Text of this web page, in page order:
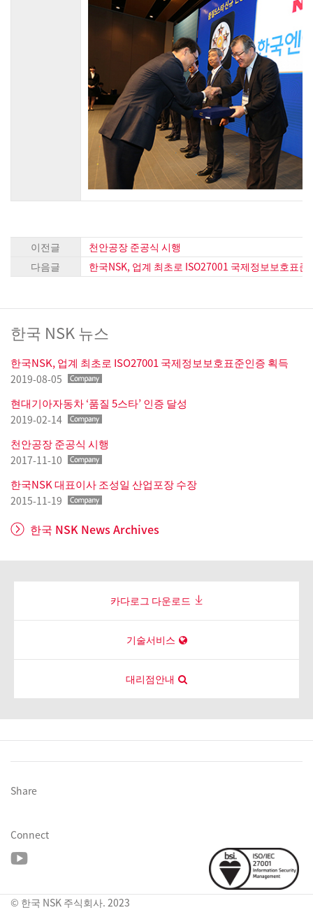
이전글
천안공장 준공식 시행
다음글
한국NSK, 업계 최초로 ISO27001 국제정보보호표준
한국 NSK 뉴스
한국NSK, 업계 최초로 ISO27001 국제정보보호표준인증 획득
2019-08-05
현대기아자동차 ‘품질 5스타’ 인증 달성
2019-02-14
천안공장 준공식 시행
2017-11-10
한국NSK 대표이사 조성일 산업포장 수장
2015-11-19
한국 NSK News Archives
카다로그 다운로드
기술서비스
대리점안내
Share
Connect
© 한국 NSK 주식회사. 2023